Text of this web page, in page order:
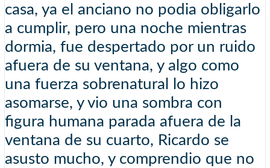
casa, ya el anciano no podia obligarlo
a cumplir, pero una noche mientras
dormia, fue despertado por un ruido
afuera de su ventana, y algo como
una fuerza sobrenatural lo hizo
asomarse, y vio una sombra con
figura humana parada afuera de la
ventana de su cuarto, Ricardo se
asusto mucho, y comprendio que no